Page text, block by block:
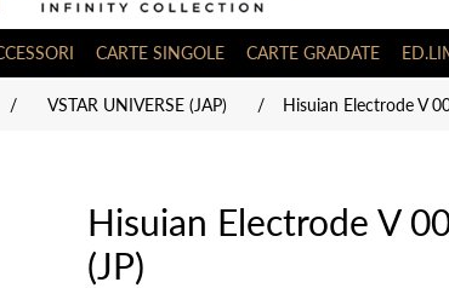
CARTE SINGOLE CARTE GRADATE
/ VSTAR UNIVERSE (JAP) / Hisuian Electrode V
Hisuian Electrode V
(JP)